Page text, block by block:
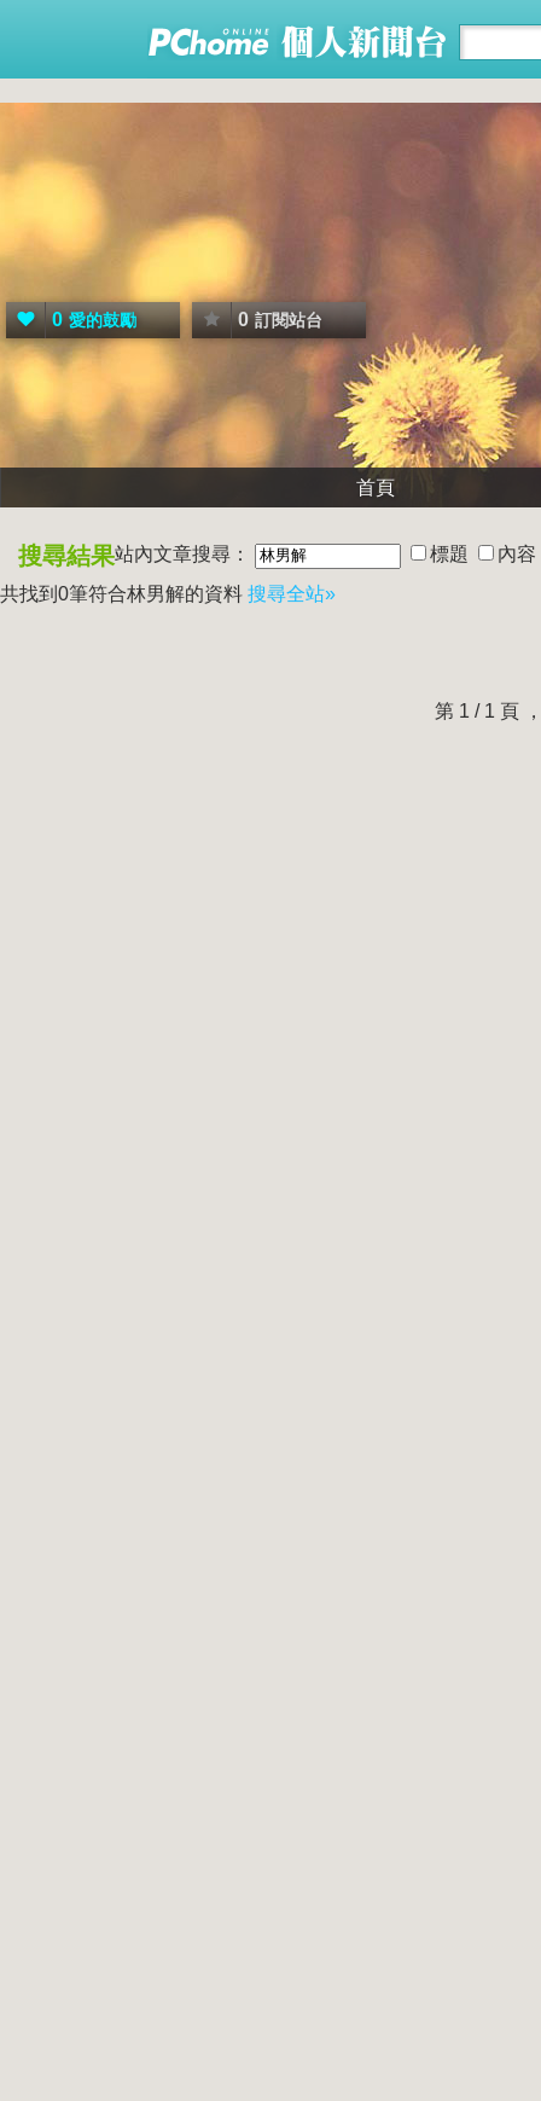
0 愛的鼓勵 0 訂閱站台
首頁
搜尋結果站內文章搜尋： 標題
內容
共找到0筆符合林男解的資料 搜尋全站»
第 1 / 1